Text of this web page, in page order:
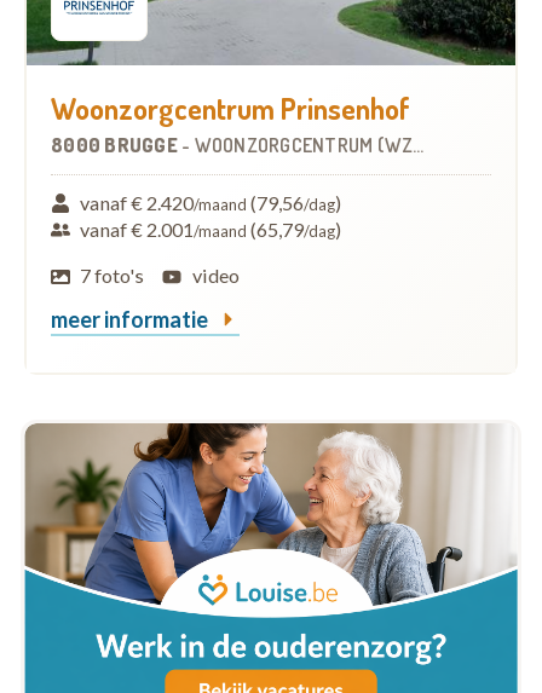
Woonzorgcentrum Prinsenhof
8000 BRUGGE - WOONZORGCENTRUM (WZC)
vanaf € 2.420/maand (79,56/dag)
vanaf € 2.001/maand (65,79/dag)
7 foto's
video
meer informatie